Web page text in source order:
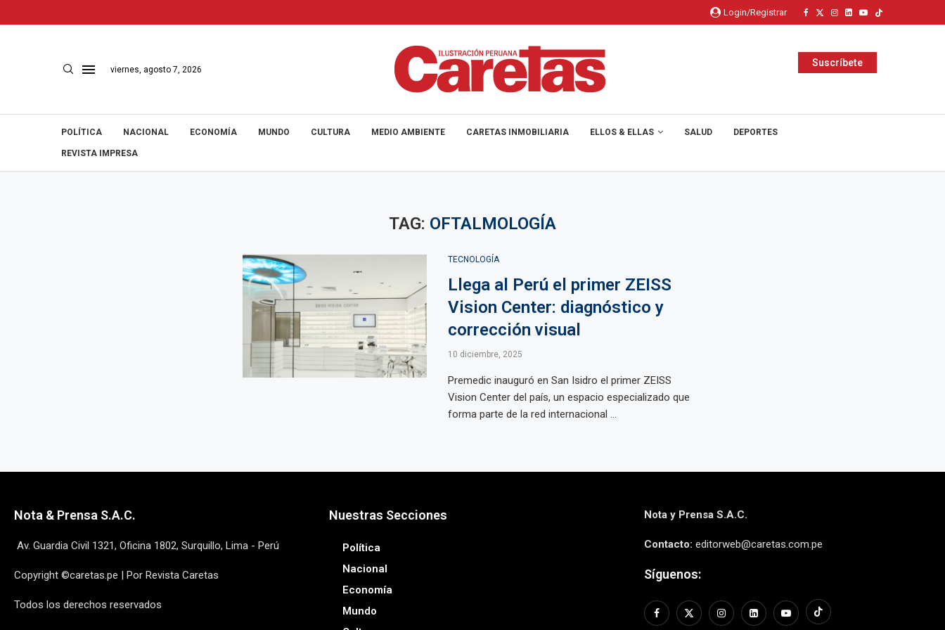
Login/Registrar
viernes, agosto 7, 2026
Suscríbete
POLÍTICA NACIONAL ECONOMÍA MUNDO CULTURA MEDIO AMBIENTE CARETAS INMOBILIARIA ELLOS & ELLAS SALUD DEPORTES
REVISTA IMPRESA
TAG: OFTALMOLOGÍA
TECNOLOGÍA
Llega al Perú el primer ZEISS
Vision Center: diagnóstico y
corrección visual
10 diciembre, 2025
Premedic inauguró en San Isidro el primer ZEISS
Vision Center del país, un espacio especializado que
forma parte de la red internacional ...
Nota & Prensa S.A.C.
Av. Guardia Civil 1321, Oficina 1802, Surquillo, Lima - Perú
Copyright ©caretas.pe | Por Revista Caretas
Todos los derechos reservados
Nuestras Secciones
Política
Nacional
Economía
Mundo
Nota y Prensa S.A.C.
Contacto: editorweb@caretas.com.pe
Síguenos: